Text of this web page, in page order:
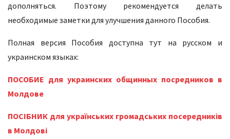
дополняться. Поэтому рекомендуется делать
необходимые заметки для улучшения данного Пособия.
Полная версия Пособия доступна тут на русском и
украинском языках:
ПОСОБИЕ для украинских общинных посредников в
Молдове
ПОСІБНИК для українських громадських посередників
в Молдові